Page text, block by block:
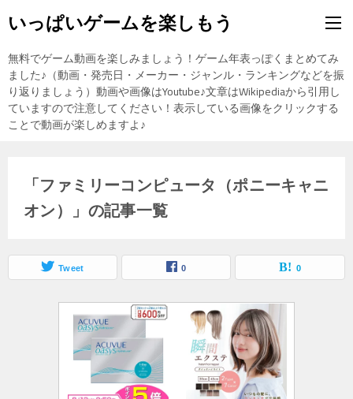
いっぱいゲームを楽しもう
無料でゲーム動画を楽しみましょう！ゲーム年表っぽくまとめてみ
ました♪（動画・発売日・メーカー・ジャンル・ランキングなどを振
り返りましょう）動画や画像はYoutube♪文章はWikipediaから引用し
ていますので注意してください！表示している画像をクリックする
ことで動画が楽しめますよ♪
「ファミリーコンピュータ（ポニーキャニ
オン）」の記事一覧
Tweet 0 0